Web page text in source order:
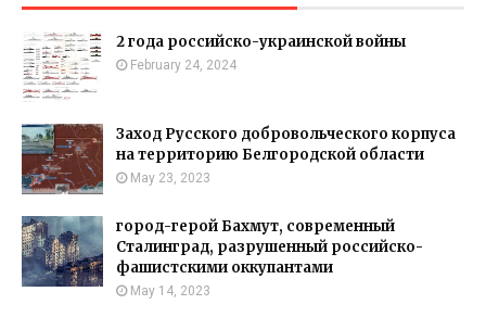
2 года российско-украинской войны
February 24, 2024
Заход Русского добровольческого корпуса
на территорию Белгородской области
May 23, 2023
город-герой Бахмут, современный
Сталинград, разрушенный российско-
фашистскими оккупантами
May 14, 2023